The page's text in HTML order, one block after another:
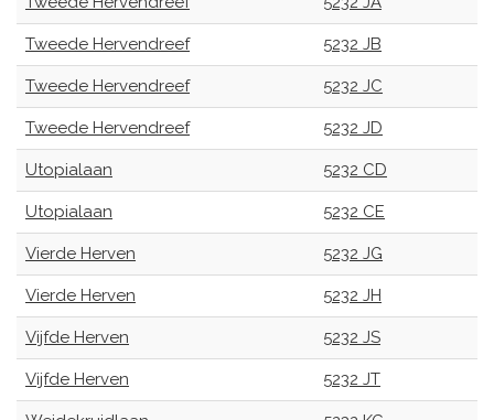
Tweede Hervendreef 5232 JB
Tweede Hervendreef 5232 JC
Tweede Hervendreef 5232 JD
Utopialaan 5232 CD
Utopialaan 5232 CE
Vierde Herven 5232 JG
Vierde Herven 5232 JH
Vijfde Herven 5232 JS
Vijfde Herven 5232 JT